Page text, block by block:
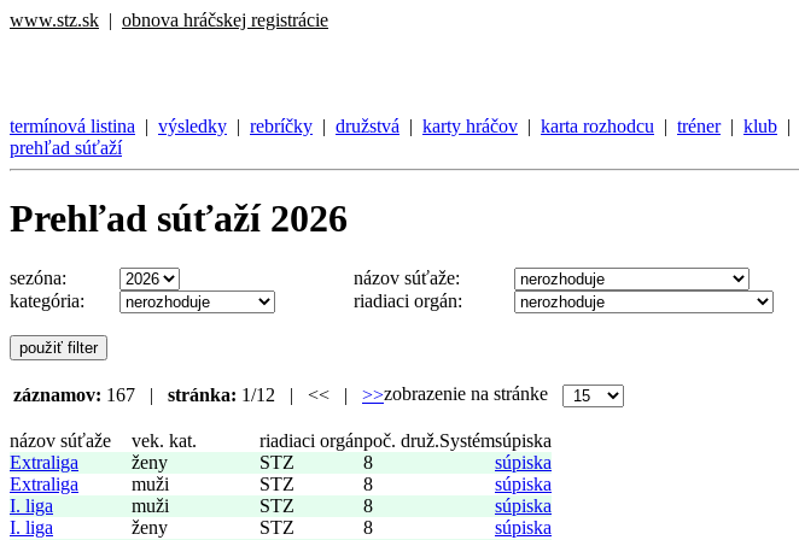
www.stz.sk | obnova hráčskej registrácie
termínová listina | výsledky | rebríčky | družstvá | karty hráčov | karta rozhodcu | tréner| klub |
prehľad súťaží
Prehľad súťaží 2026
sezóna:
názov súťaže:
kategória:
riadiaci orgán:
záznamov: 167 | stránka: 1/12 | << | >>zobrazenie na stránke
názov súťaže vek. kat. riadiaci orgánpoč. druž.Systémsúpiska
Extraliga
ženy STZ 8
súpiska
Extraliga
muži STZ 8
súpiska
I. liga
muži STZ 8
súpiska
I. liga
ženy STZ 8
súpiska